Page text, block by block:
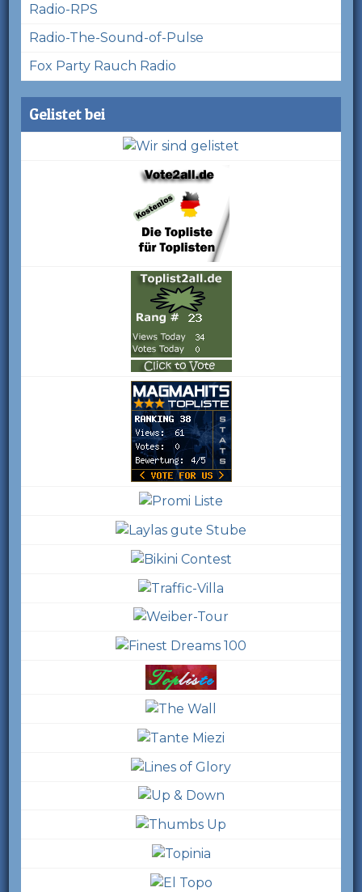
Radio-RPS
Radio-The-Sound-of-Pulse
Fox Party Rauch Radio
Gelistet bei